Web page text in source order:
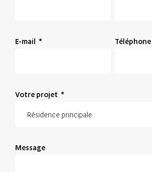
E-mail * Téléphone
Votre projet *
Message